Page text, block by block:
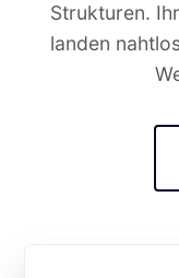
Strukturen.
landen